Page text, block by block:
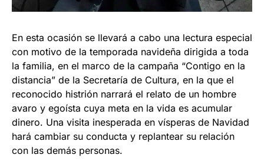
En esta ocasión se llevará a cabo una lectura especial
con motivo de la temporada navideña dirigida a toda
la familia, en el marco de la campaña “Contigo en la
distancia” de la Secretaría de Cultura, en la que el
reconocido histrión narrará el relato de un hombre
avaro y egoísta cuya meta en la vida es acumular
dinero. Una visita inesperada en vísperas de Navidad
hará cambiar su conducta y replantear su relación
con las demás personas.